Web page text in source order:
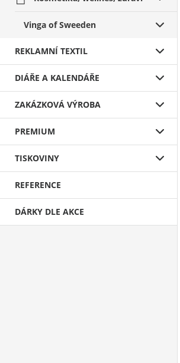
Vinga of Sweeden
REKLAMNÍ TEXTIL
DIÁŘE A KALENDÁŘE
ZAKÁZKOVÁ VÝROBA
PREMIUM
TISKOVINY
REFERENCE
DÁRKY DLE AKCE